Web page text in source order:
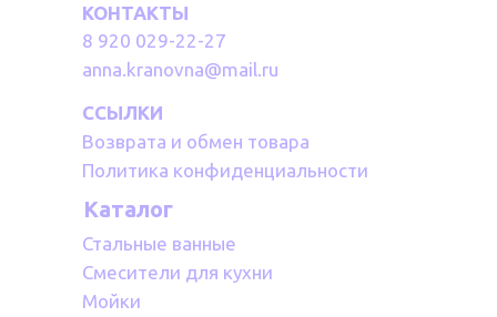
КОНТАКТЫ
8 920 029-22-27
anna.kranovna@mail.ru
ССЫЛКИ
Возврата и обмен товара
Политика конфиденциальности
Каталог
Стальные ванные
Смесители для кухни
Мойки